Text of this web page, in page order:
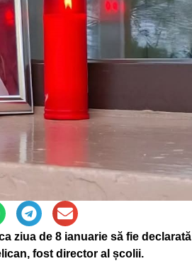
ziua de 8 ianuarie să fie declarată
fost director al școlii.